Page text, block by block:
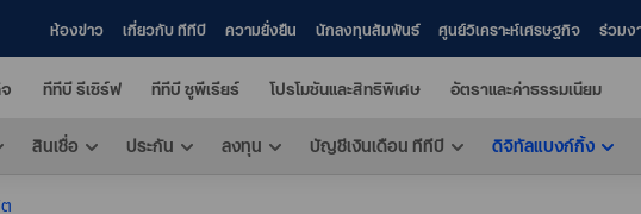
ห้องข่าว เกี่ยวกับ ทีทีบี ความยั่งยืน นักลงทุนสัมพันธ์ ศูนย์วิเคราะห์เศรษฐกิจ ร่วมง
ทีทีบี รีเซิร์ฟ ทีทีบี ซูพีเรียร์ โปรโมชันและสิทธิพิเศษ อัตราและค่าธรรมเนียม
สินเชื่อ ประกัน ลงทุน บัญชีเงินเดือน ทีทีบี ดิจิทัลแบงก์กิ้ง